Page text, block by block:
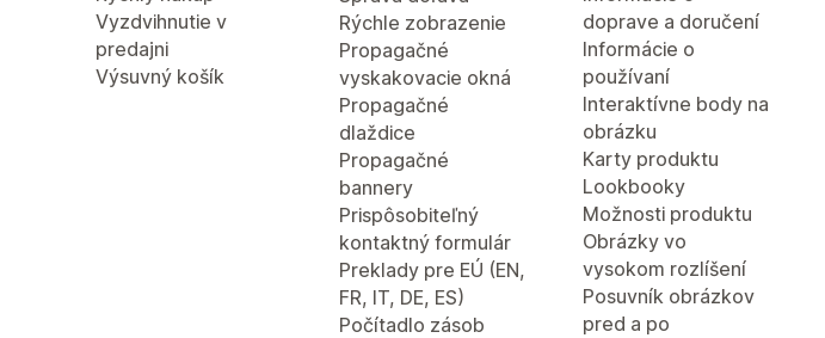
Vyzdvihnutie v
predajni
Výsuvný košík
Rýchle zobrazenie
Propagačné
vyskakovacie okná
Propagačné
dlaždice
Propagačné
bannery
Prispôsobiteľný
kontaktný formulár
Preklady pre EÚ (EN,
FR, IT, DE, ES)
Počítadlo zásob
doprave a doručení
Informácie o
používaní
Interaktívne body na
obrázku
Karty produktu
Lookbooky
Možnosti produktu
Obrázky vo
vysokom rozlíšení
Posuvník obrázkov
pred a po